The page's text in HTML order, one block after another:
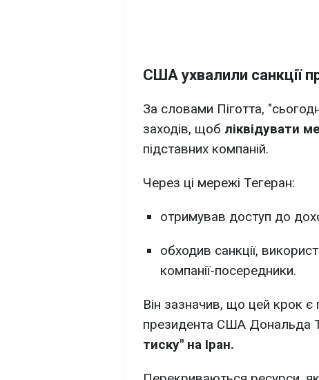
США ухвалили санкції
За словами Піготта,
заходів, щоб ліквідувати
підставних компаній.
Через ці мережі Тегеран:
отримував доступ до
обходив санкції,
компанії-посередники.
Він зазначив, що цей крок є
президента США Дональда
тиску" на Іран.